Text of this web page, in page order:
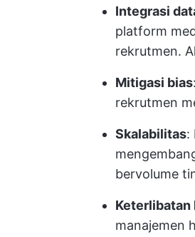
Integrasi
platform
rekrutmen.
Mitigasi bias
rekrutmen
Skalabilitas:
bervolume
Keterlibatan
manajemen